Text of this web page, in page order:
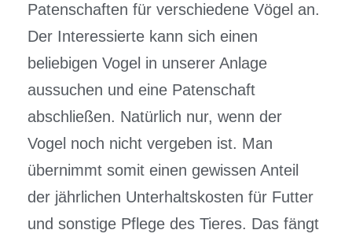
Patenschaften für verschiedene Vögel an.
Der Interessierte kann sich einen
beliebigen Vogel in unserer Anlage
aussuchen und eine Patenschaft
abschließen. Natürlich nur, wenn der
Vogel noch nicht vergeben ist. Man
übernimmt somit einen gewissen Anteil
der jährlichen Unterhaltskosten für Futter
und sonstige Pflege des Tieres. Das fängt